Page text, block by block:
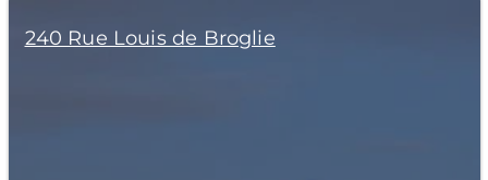
240 Rue Louis de Broglie